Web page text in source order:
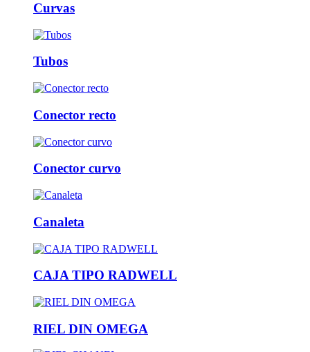
Curvas
Tubos
Conector recto
Conector curvo
Canaleta
CAJA TIPO RADWELL
RIEL DIN OMEGA